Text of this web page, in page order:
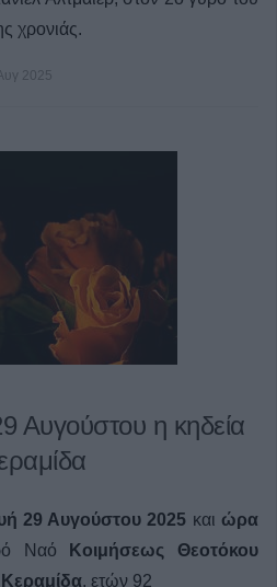
χρονιάς.
2025
Αυγούστου η κηδεία
29 Αυγούστου 2025 και ώρα
Ναό Κοιμήσεως Θεοτόκου
Κεραμίδα, ετών 92